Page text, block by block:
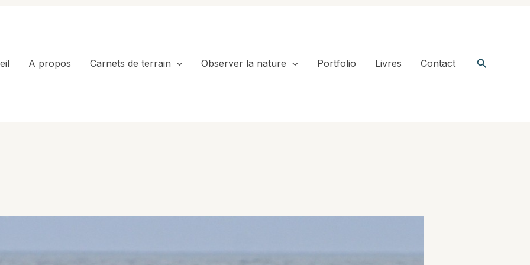
A propos Carnets de terrain Observer la nature Portfolio Livres Contact